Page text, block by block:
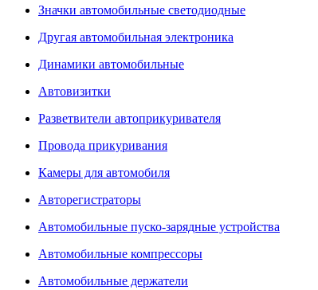
Значки автомобильные светодиодные
Другая автомобильная электроника
Динамики автомобильные
Автовизитки
Разветвители автоприкуривателя
Провода прикуривания
Камеры для автомобиля
Авторегистраторы
Автомобильные пуско-зарядные устройства
Автомобильные компрессоры
Автомобильные держатели